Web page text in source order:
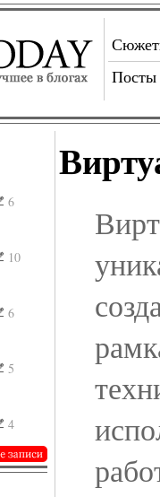
Посты
6
10
6
5
4